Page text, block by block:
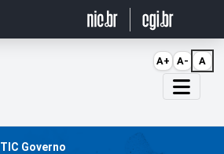
TIC Governo
A+ A- A